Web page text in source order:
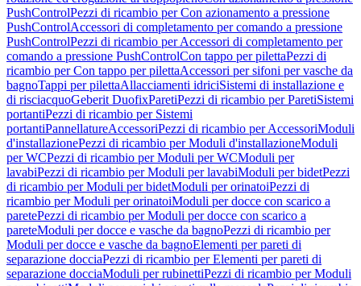
PushControlPezzi di ricambio per Con azionamento a pressione
PushControlAccessori di completamento per comando a pressione
PushControlPezzi di ricambio per Accessori di completamento per
comando a pressione PushControlCon tappo per pilettaPezzi di
ricambio per Con tappo per pilettaAccessori per sifoni per vasche da
bagnoTappi per pilettaAllacciamenti idriciSistemi di installazione e
di risciacquoGeberit DuofixParetiPezzi di ricambio per ParetiSistemi
portantiPezzi di ricambio per Sistemi
portantiPannellatureAccessoriPezzi di ricambio per AccessoriModuli
d'installazionePezzi di ricambio per Moduli d'installazioneModuli
per WCPezzi di ricambio per Moduli per WCModuli per
lavabiPezzi di ricambio per Moduli per lavabiModuli per bidetPezzi
di ricambio per Moduli per bidetModuli per orinatoiPezzi di
ricambio per Moduli per orinatoiModuli per docce con scarico a
paretePezzi di ricambio per Moduli per docce con scarico a
pareteModuli per docce e vasche da bagnoPezzi di ricambio per
Moduli per docce e vasche da bagnoElementi per pareti di
separazione docciaPezzi di ricambio per Elementi per pareti di
separazione docciaModuli per rubinettiPezzi di ricambio per Moduli